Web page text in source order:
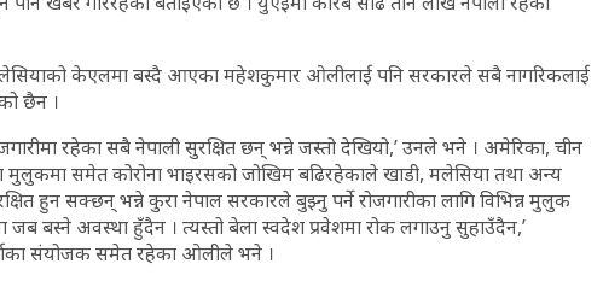
केएलमा बस्दै आएका महेशकुमार ओलीलाई पनि सरकारले सबै नागरिकलाई
छैन ।
रहेका सबै नेपाली सुरक्षित छन् भन्ने जस्तो देखियो,’ उनले भने । अमेरिका, चीन
समेत कोरोना भाइरसको जोखिम बढिरहेकाले खाडी, मलेसिया तथा अन्य
हुन सक्छन् भन्ने कुरा नेपाल सरकारले बुझ्नु पर्ने रोजगारीका लागि विभिन्न मुलुक
बस्ने अवस्था हुँदैन । त्यस्तो बेला स्वदेश प्रवेशमा रोक लगाउनु सुहाउँदैन,’
संयोजक समेत रहेका ओलीले भने ।